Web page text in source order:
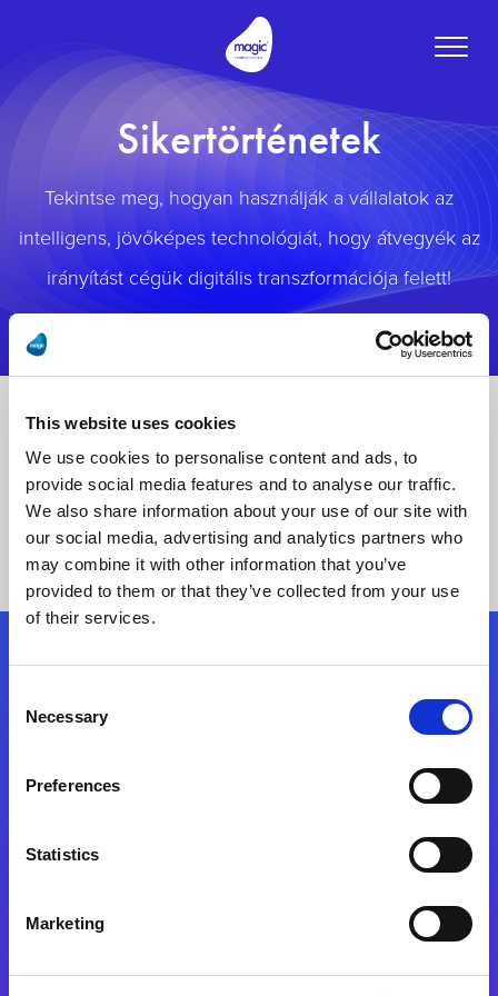
This website uses cookies
We use cookies to personalise content and ads, to
provide social media features and to analyse our traffic.
We also share information about your use of our site with
our social media, advertising and analytics partners who
may combine it with other information that you’ve
provided to them or that they’ve collected from your use
of their services.
Selection
Necessary
Preferences
Statistics
Marketing
Toggle
Sikertörténetek
Tekintse meg, hogyan használják a vállalatok az
intelligens, jövőképes technológiát, hogy átvegyék az
irányítást cégük digitális transzformációja felett!
Kövessen minket!